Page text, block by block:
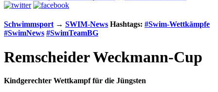
Schwimm­sport → SWIM-News Hashtags: #Swim-Wett­kämpfe
#SwimNews #SwimTeamBG
Remscheider Weckmann-Cup
Kindgerechter Wettkampf für die Jüngsten